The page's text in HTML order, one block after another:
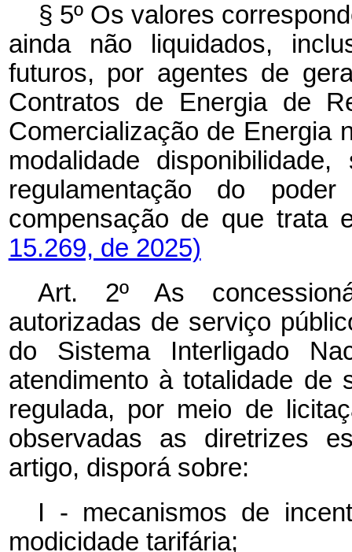
§ 5º Os valores
ainda não liquidados,
futuros, por agentes de
Contratos de Energia de
Comercialização de Energia
modalidade
regulamentação do
compensação de que
15.269, de 2025)
Art. 2º As
autorizadas de serviço
do Sistema Interligado
atendimento à totalidade de
regulada, por meio de
observadas as diretrizes
artigo, disporá sobre:
I - mecanismos de
modicidade tarifária;